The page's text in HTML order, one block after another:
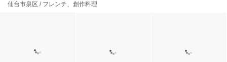
仙台市泉区 / フレンチ、創作料理